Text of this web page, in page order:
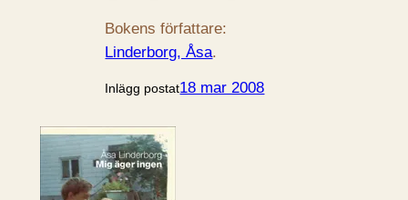
Bokens författare:
Linderborg, Åsa.
Inlägg postat18 mar 2008